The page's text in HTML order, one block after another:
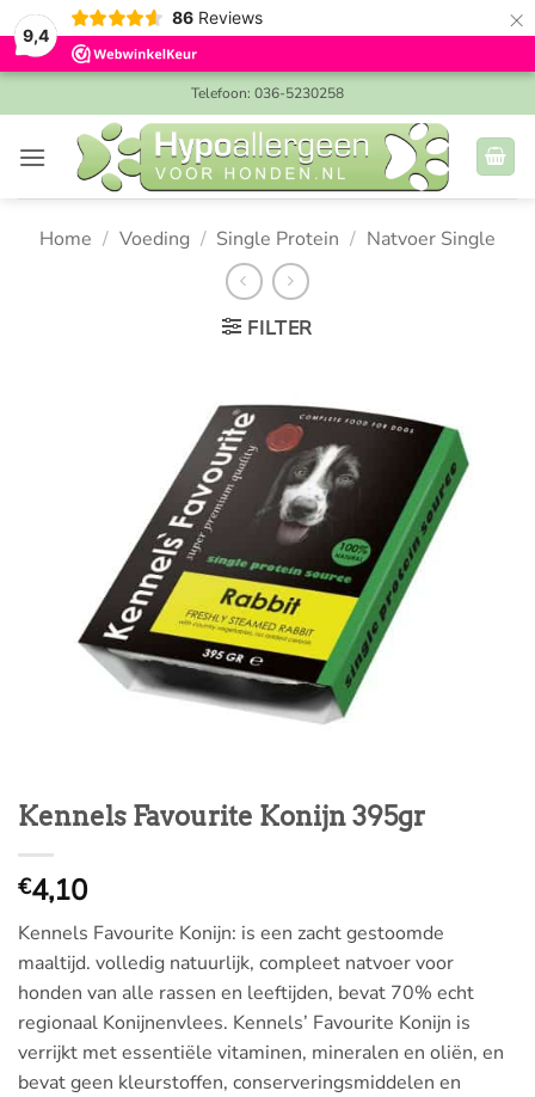
9,4
86 Reviews ×
Ga
naar
inhoud
Telefoon: 036-5230258
Home / Voeding / Single Protein / Natvoer Single
FILTER
Kennels Favourite Konijn 395gr
€4,10
Kennels Favourite Konijn: is een zacht gestoomde
maaltijd. volledig natuurlijk, compleet natvoer voor
honden van alle rassen en leeftijden, bevat 70% echt
regionaal Konijnenvlees. Kennels’ Favourite Konijn is
verrijkt met essentiële vitaminen, mineralen en oliën, en
bevat geen kleurstoffen, conserveringsmiddelen en